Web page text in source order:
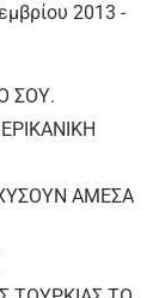
2013 -
ΣΟΥ.
ΑΜΕΣΑ